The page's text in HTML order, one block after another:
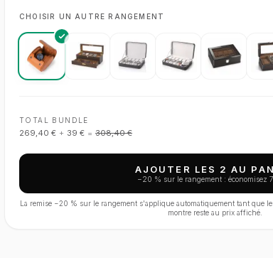
CHOISIR UN AUTRE RANGEMENT
TOTAL BUNDLE
269,40 € + 39 € = 308,40 €
AJOUTER LES 2 AU
−20 % sur le rangement : économisez
La remise −20 % sur le rangement s'applique automatiquement tant que
montre reste au prix affiché.